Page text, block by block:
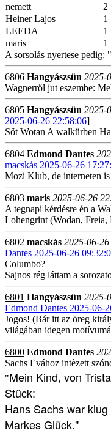
nemett
2
Heiner Lajos
1
LEEDA
1
maris
1
A sorsolás nyertese
6806 Hangyászsün 2025-
Wagnerről jut eszembe:
6805 Hangyászsün 2025-
2025-06-26 22:58:06]
Sőt Wotan A walkürben
6804 Edmond Dantes
macskás 2025-06-26
Mozi Klub, de interneten
6803 maris 2025-06-26
A tegnapi kérdésre én a
Lohengrint (Wodan, Freia,
6802 macskás 2025-06-
Dantes 2025-06-26
Columbo?
Sajnos rég láttam a
6801 Hangyászsün 2025-
Edmond Dantes 2025-06-
Jogos! (Bár itt az öreg
világában idegen
6800 Edmond Dantes
Sachs Evához intèzett
"Mein Kind, von
Stück:
Hans Sachs war
Markes Glück."